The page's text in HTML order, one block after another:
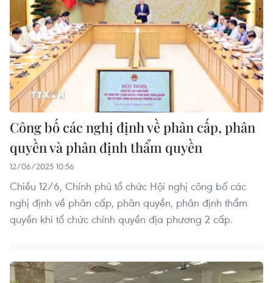
Công bố các nghị định về phân cấp, phân
quyền và phân định thẩm quyền
12/06/2025 10:56
Chiều 12/6, Chính phủ tổ chức Hội nghị công bố các
nghị định về phân cấp, phân quyền, phân định thẩm
quyền khi tổ chức chính quyền địa phương 2 cấp.